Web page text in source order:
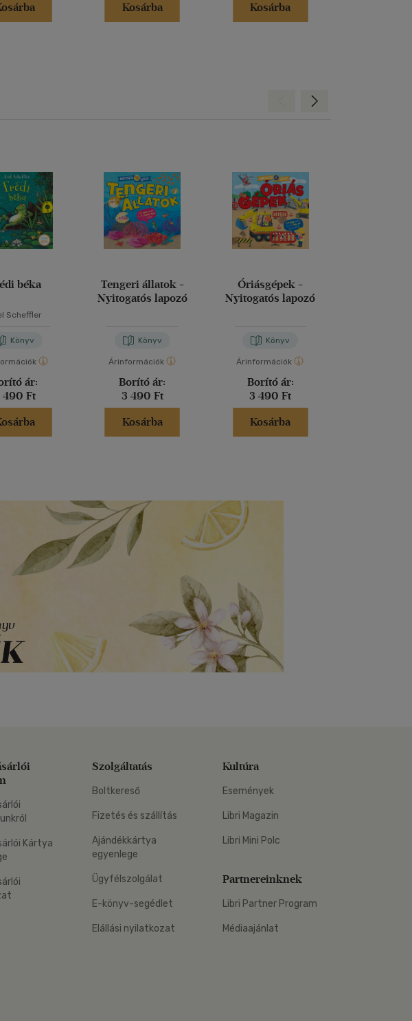
Kosárba
Kosárba
béka
Scheffler
Könyv
ár:
490 Ft
Tengeri állatok -
Nyitogatós lapozó
Könyv
Árinformációk
Borító ár:
3 490 Ft
Kosárba
Óriásgépek -
Nyitogatós lapozó
Könyv
Árinformációk
Borító ár:
3 490 Ft
Kosárba
Előre
Kártya
Szolgáltatás
Boltkereső
Fizetés és szállítás
Ajándékkártya
egyenlege
Ügyfélszolgálat
E-könyv-segédlet
Elállási nyilatkozat
Kultúra
Események
Libri Magazin
Libri Mini Polc
Partnereinknek
Libri Partner Program
Médiaajánlat